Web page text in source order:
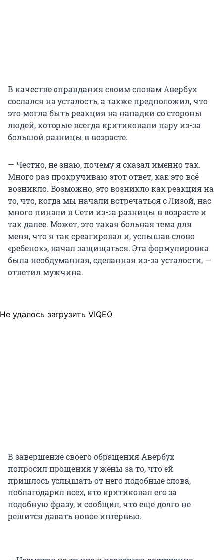
В качестве оправдания своим словам Авербух
сослался на усталость, а также предположил, что
это могла быть реакция на нападки со стороны
людей, которые всегда критиковали пару из-за
большой разницы в возрасте.
— Честно, не знаю, почему я сказал именно так.
Много раз прокручиваю этот ответ, как это всё
возникло. Возможно, это возникло как реакция на
то, что, когда мы начали встречаться с Лизой, нас
много пинали в Сети из-за разницы в возрасте и
так далее. Может, это такая больная тема для
меня, что я так среагировал и, услышав слово
«ребенок», начал защищаться. Эта формулировка
была необдуманная, сделанная из-за усталости, —
ответил мужчина.
Не удалось загрузить VIQEO
В завершение своего обращения Авербух
попросил прощения у жены за то, что ей
пришлось услышать от него подобные слова,
поблагодарил всех, кто критиковал его за
подобную фразу, и сообщил, что еще долго не
решится давать новое интервью.